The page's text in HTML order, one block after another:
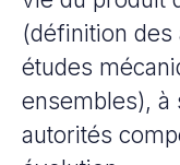
(définition des
études
ensembles), à
autorités